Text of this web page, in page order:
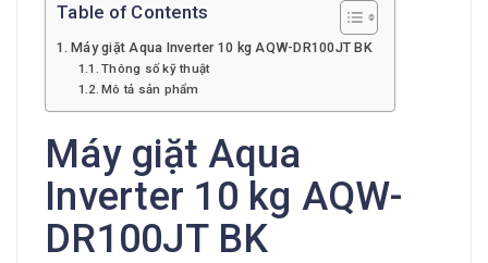
Table of Contents
Máy giặt Aqua Inverter 10 kg AQW-DR100JT BK
Thông số kỹ thuật
Mô tả sản phẩm
Máy giặt Aqua
Inverter 10 kg AQW-
DR100JT BK